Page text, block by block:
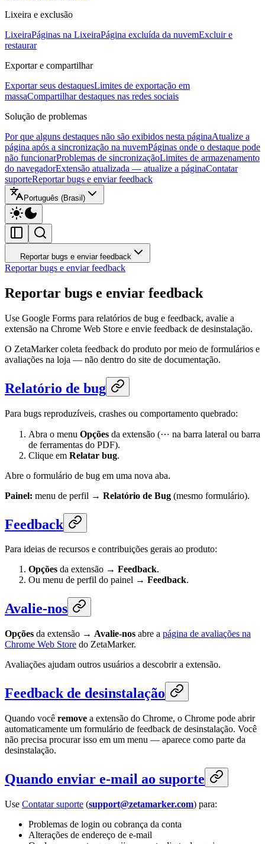
Lixeira e exclusão
LixeiraPáginas na LixeiraPágina excluída da nuvemExcluir e
restaurar
Exportar e compartilhar
Exportar seus destaquesLimites de exportação em
massaCompartilhar destaques nas redes sociais
Solução de problemas
Por que alguns destaques não são exibidos nesta páginaAtualize a
página após a sincronização na nuvemPáginas onde o destaque pode
não funcionarProblemas de sincronizaçãoLimites de armazenamento
do navegadorExtensão atualizada — atualize a páginaContatar
suporteReportar bugs e enviar feedback
Português (Brasil)
Reportar bugs e enviar feedback
Reportar bugs e enviar feedback
Reportar bugs e enviar feedback
Use Google Forms para relatórios de bug e feedback, avalie a
extensão na Chrome Web Store e envie feedback de desinstalação.
O ZetaMarker coleta feedback do produto por meio de formulários e
avaliações na loja — não dentro do site de documentação.
Relatório de bug
Para bugs reproduzíveis, crashes ou comportamento quebrado:
Abra o menu Opções da extensão (⋯ na barra lateral ou barra
de ferramentas do PDF).
Clique em Relatar bug.
Abre o formulário de bug em uma nova aba.
Painel: menu de perfil → Relatório de Bug (mesmo formulário).
Feedback
Para ideias de recursos e contribuições gerais ao produto:
Opções da extensão → Feedback.
Ou menu de perfil do painel → Feedback.
Avalie-nos
Opções da extensão → Avalie-nos abre a página de avaliações na
Chrome Web Store do ZetaMarker.
Avaliações ajudam outros usuários a descobrir a extensão.
Feedback de desinstalação
Quando você remove a extensão do Chrome, o Chrome pode abrir
automaticamente um formulário de feedback de desinstalação. Você
não precisa procurar isso em um menu — aparece como parte da
desinstalação.
Quando enviar e-mail ao suporte
Use Contatar suporte (support@zetamarker.com) para:
Problemas de login ou cobrança da conta
Alterações de endereço de e-mail